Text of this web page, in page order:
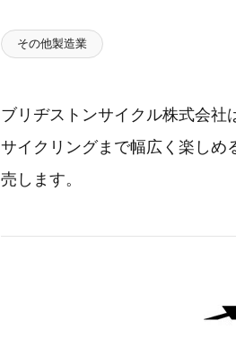
その他製造業
ブリヂストンサイクル株式会社
サイクリングまで幅広く楽しめ
売します。